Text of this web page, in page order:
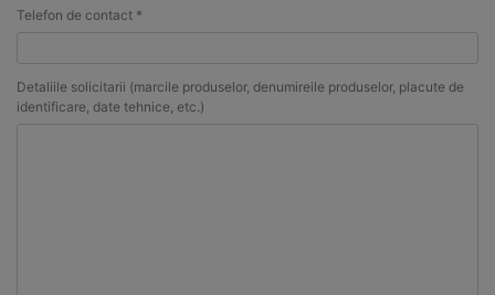
Telefon de contact *
Detaliile solicitarii (marcile produselor, denumireile produselor, placute de
identificare, date tehnice, etc.)